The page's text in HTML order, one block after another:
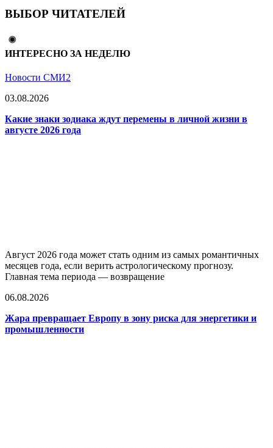
ВЫБОР ЧИТАТЕЛЕЙ
ИНТЕРЕСНО ЗА НЕДЕЛЮ
Новости СМИ2
03.08.2026
Какие знаки зодиака ждут перемены в личной жизни в
августе 2026 года
Август 2026 года может стать одним из самых романтичных
месяцев года, если верить астрологическому прогнозу.
Главная тема периода — возвращение
06.08.2026
Жара превращает Европу в зону риска для энергетики и
промышленности